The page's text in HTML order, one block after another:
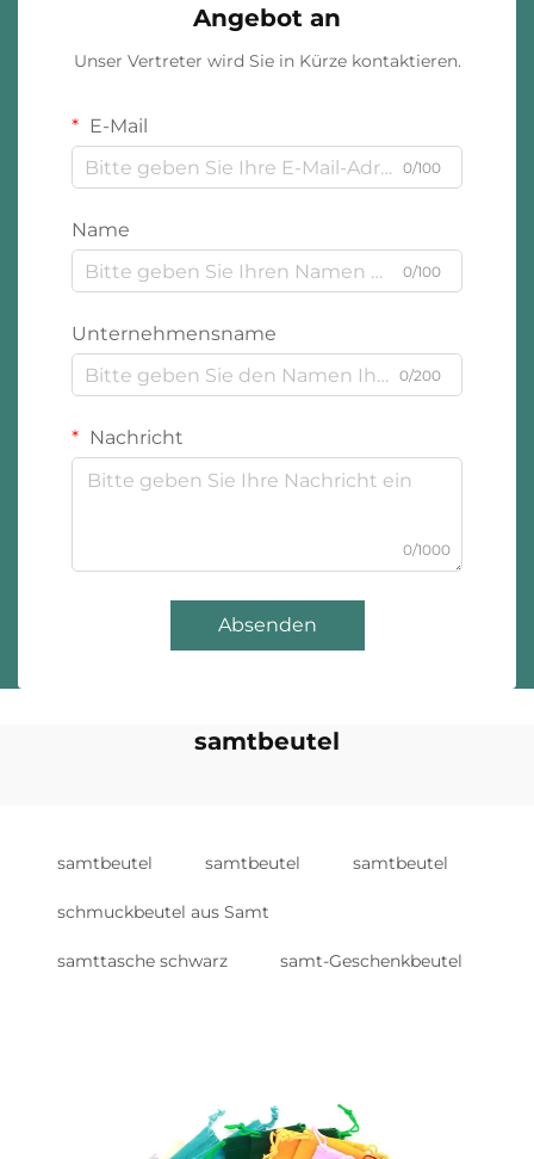
Angebot an
Unser Vertreter wird Sie in Kürze kontaktieren.
E-Mail
0/100
Name
0/100
Unternehmensname
0/200
Nachricht
0/1000
Absenden
samtbeutel
samtbeutel samtbeutel samtbeutel
schmuckbeutel aus Samt
samttasche schwarz samt-Geschenkbeutel